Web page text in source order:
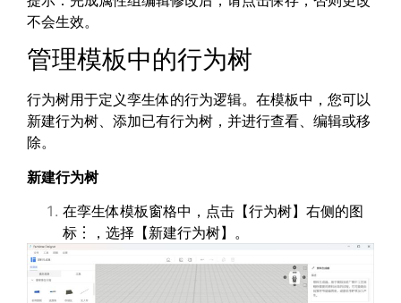
不会生效。
管理模板中的行为树
行为树用于定义孪生体的行为逻辑。在模板中，您可以
新建行为树、添加已有行为树，并进行查看、编辑或移
除。
新建行为树
在孪生体模板窗格中，点击【行为树】右侧的图
标︙，选择【新建行为树】。